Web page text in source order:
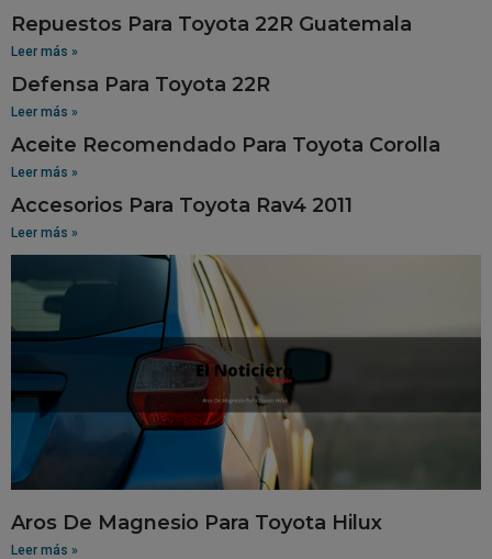
Repuestos Para Toyota 22R Guatemala
Leer más »
Defensa Para Toyota 22R
Leer más »
Aceite Recomendado Para Toyota Corolla
Leer más »
Accesorios Para Toyota Rav4 2011
Leer más »
Aros De Magnesio Para Toyota Hilux
Leer más »